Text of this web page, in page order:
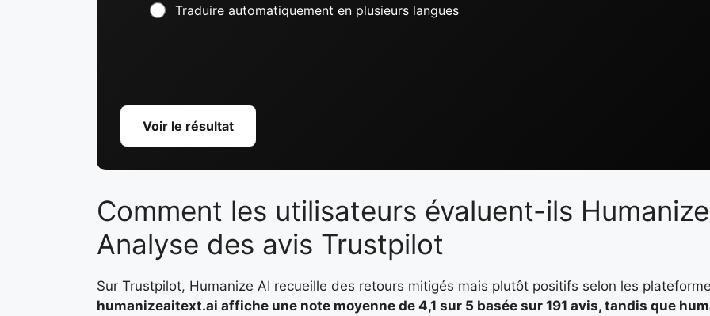
Traduire automatiquement en plusieurs langues
Voir le résultat
Comment les utilisateurs évaluent-ils
Analyse des avis Trustpilot
Sur Trustpilot, Humanize AI recueille des retours mitigés mais plutôt positifs selon les
humanizeaitext.ai affiche une note moyenne de 4,1 sur 5 basée sur 191 avis, tandis que